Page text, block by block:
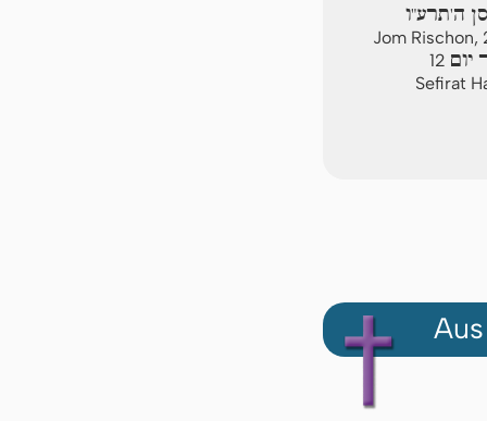
ה'תרע"ו
Jom Rischon,
12 יום
Sefirat